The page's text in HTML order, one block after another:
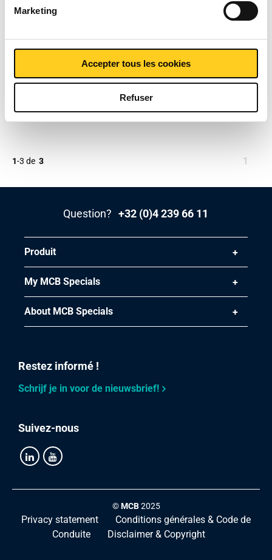
Marketing
Accepter tous les cookies
Refuser
Selectionner la dimension
1-3 de 3
Vous
1
Question? +32 (0)4 239 66 11
Produit
My MCB Specials
About MCB Specials
Restez informé !
Schrijf je in voor de nieuwsbrief!
Suivez-nous
©MCB2025
Privacy statement
Conditions générales & Code de
Conduite
Disclaimer & Copyright